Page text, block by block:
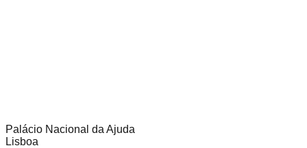
Palácio Nacional da Ajuda
Lisboa